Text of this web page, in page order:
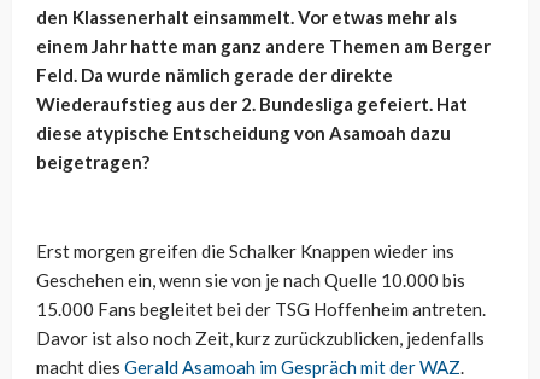
den Klassenerhalt einsammelt. Vor etwas mehr als
einem Jahr hatte man ganz andere Themen am Berger
Feld. Da wurde nämlich gerade der direkte
Wiederaufstieg aus der 2. Bundesliga gefeiert. Hat
diese atypische Entscheidung von Asamoah dazu
beigetragen?
Erst morgen greifen die Schalker Knappen wieder ins
Geschehen ein, wenn sie von je nach Quelle 10.000 bis
15.000 Fans begleitet bei der TSG Hoffenheim antreten.
Davor ist also noch Zeit, kurz zurückzublicken, jedenfalls
macht dies Gerald Asamoah im Gespräch mit der WAZ.